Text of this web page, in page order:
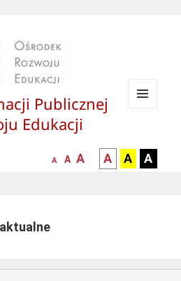
Publicznej
Edukacji
mniejsza
A
normalna
A
większa-
czcionka
A
kontrast
czarny
A
kontrast
czarny
A
żółty
A